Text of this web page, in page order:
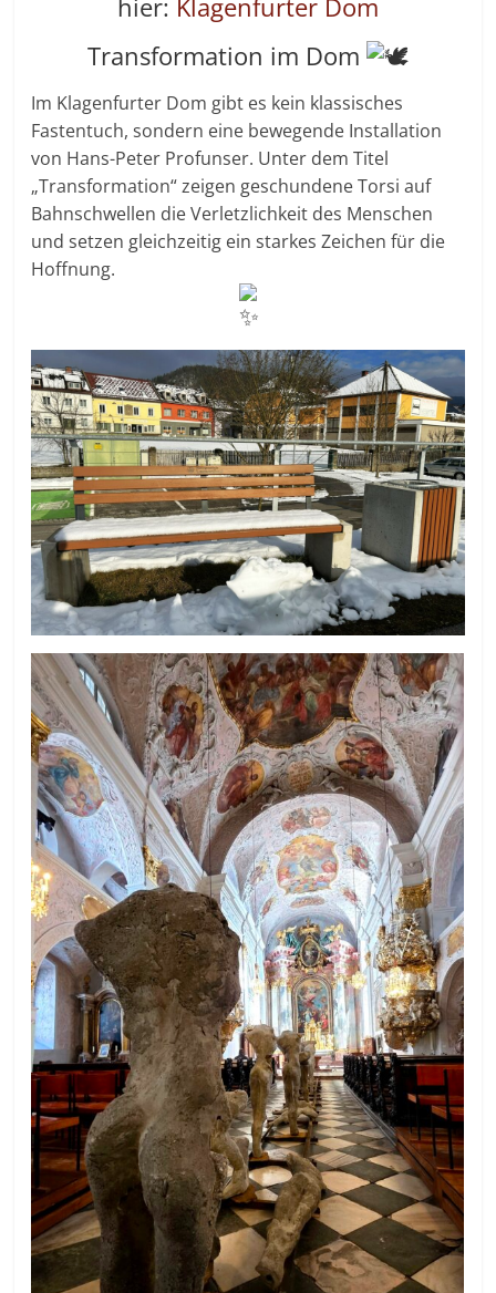
hier: Klagenfurter Dom
Transformation im Dom
Im Klagenfurter Dom gibt es kein klassisches
Fastentuch, sondern eine bewegende Installation
von Hans-Peter Profunser. Unter dem Titel
„Transformation“ zeigen geschundene Torsi auf
Bahnschwellen die Verletzlichkeit des Menschen
und setzen gleichzeitig ein starkes Zeichen für die
Hoffnung.